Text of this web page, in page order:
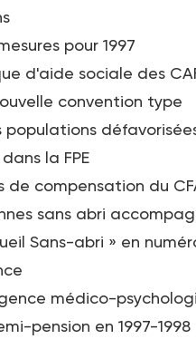
pour 1997
d'aide sociale des
convention type
la FPE
de compensation du
sans abri
Sans-abri » en
médico-
pension en 1997-1998